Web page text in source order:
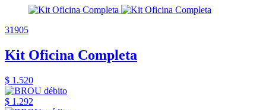
31905
Kit Oficina Completa
$ 1.520
$ 1.292